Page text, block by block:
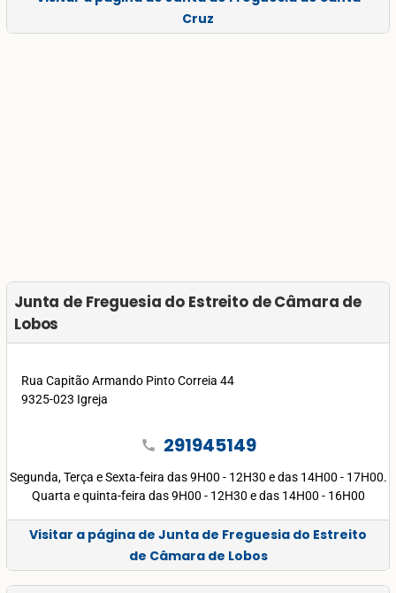
Cruz
Junta de Freguesia do Estreito de Câmara de
Lobos
Rua Capitão Armando Pinto Correia 44
9325-023 Igreja
call 291945149
Segunda, Terça e Sexta-feira das 9H00 - 12H30 e das 14H00 - 17H00.
Quarta e quinta-feira das 9H00 - 12H30 e das 14H00 - 16H00
Visitar a página de Junta de Freguesia do Estreito
de Câmara de Lobos